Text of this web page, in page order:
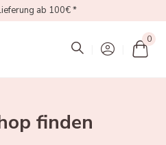
ab 100€ *
0
finden